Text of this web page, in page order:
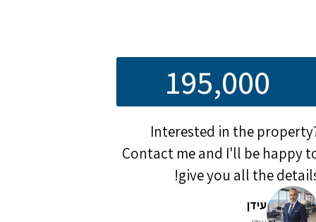
195,000
Interested in the
Contact me and I'll be happy
give you all the
עידן